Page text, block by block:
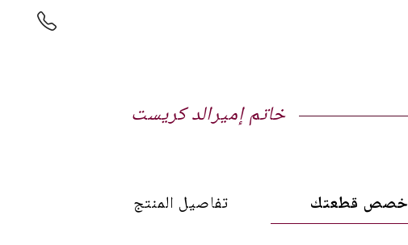
خاتم إميرالد كريست
خصص قطعتك تفاصيل المنتج